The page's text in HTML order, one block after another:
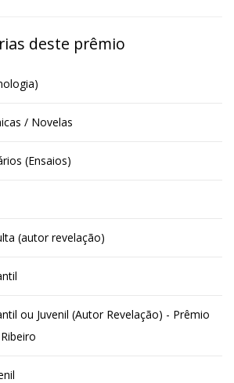
deste prêmio
/ Novelas
(Ensaios)
(autor revelação)
ou Juvenil (Autor Revelação) - Prêmio